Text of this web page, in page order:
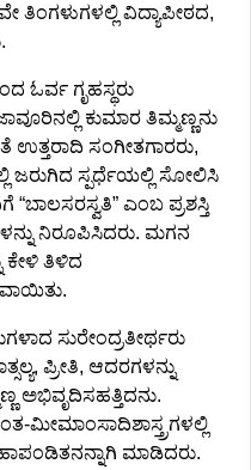
ವಿದ್ಯಾಪೀಠದ,
ಓರ್ವ ಗೃಹಸ್ಥರು
ಕುಮಾರ ತಿಮ್ಮಣ್ಣನು
ಉತ್ತರಾದಿ ಸಂಗೀತಗಾರರು,
ಜರುಗಿದ ಸ್ಪರ್ಧೆಯಲ್ಲಿ ಸೋಲಿಸಿ
ಎಂಬ ಪ್ರಶಸ್ತಿ
ನಿರೂಪಿಸಿದರು. ಮಗನ
ಕೇಳಿ ತಿಳಿದ
ಸುರೇಂದ್ರತೀರ್ಥರು
ಪ್ರೀತಿ, ಆದರಗಳನ್ನು
ಅಭಿವೃದಿಸಹತ್ತಿದನು.
ಮೀಮಾಂಸಾದಿಶಾಸ್ತ್ರಗಳಲ್ಲಿ
ಮಾಡಿದರು.